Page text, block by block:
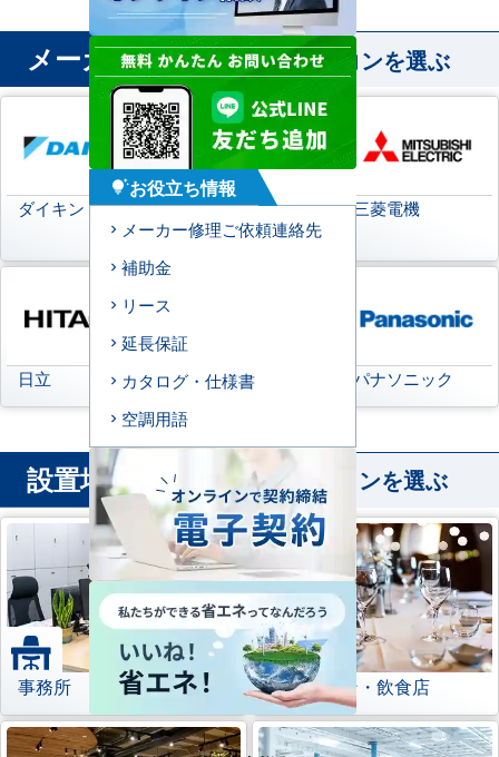
メーカー から業務用エアコンを選ぶ
ダイキン
日本キヤリア
(旧:東芝キヤリア)
三菱電機
日立 三菱重工 パナソニック
設置場所 から業務用エアコンを選ぶ
事務所 レストラン・飲食店
tips_and_updatesお役立ち情報
メーカー修理ご依頼連絡先
補助金
リース
延長保証
カタログ・仕様書
空調用語